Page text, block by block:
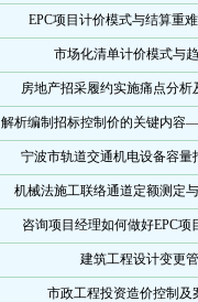
EPC项目计价模式与结算重
市场化清单计价模式与
房地产招采履约实施痛点分析
解析编制招标控制价的关键内容
宁波市轨道交通机电设备容量
机械法施工联络通道定额测定
咨询项目经理如何做好EPC项
建筑工程设计变更
市政工程投资造价控制及